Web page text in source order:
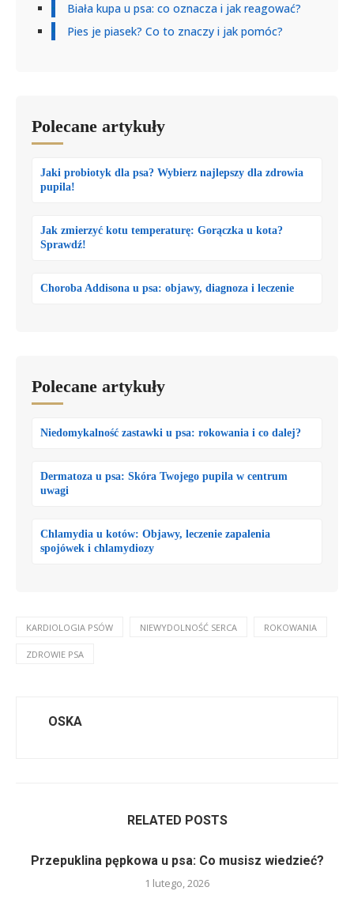
Biała kupa u psa: co oznacza i jak reagować?
Pies je piasek? Co to znaczy i jak pomóc?
Polecane artykuły
Jaki probiotyk dla psa? Wybierz najlepszy dla zdrowia
pupila!
Jak zmierzyć kotu temperaturę: Gorączka u kota?
Sprawdź!
Choroba Addisona u psa: objawy, diagnoza i leczenie
Polecane artykuły
Niedomykalność zastawki u psa: rokowania i co dalej?
Dermatoza u psa: Skóra Twojego pupila w centrum
uwagi
Chlamydia u kotów: Objawy, leczenie zapalenia
spojówek i chlamydiozy
KARDIOLOGIA PSÓW NIEWYDOLNOŚĆ SERCA ROKOWANIA
ZDROWIE PSA
OSKA
RELATED POSTS
Przepuklina pępkowa u psa: Co musisz wiedzieć?
1 lutego, 2026